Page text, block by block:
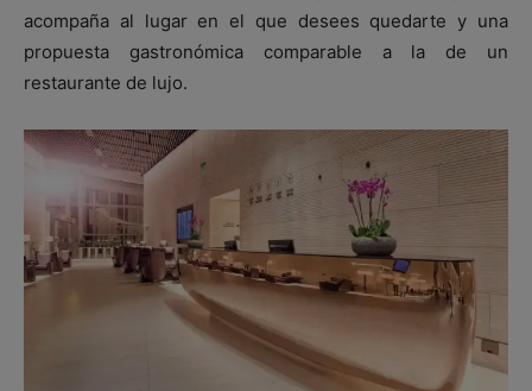
acompaña al lugar en el que desees quedarte y una
propuesta gastronómica comparable a la de un
restaurante de lujo.